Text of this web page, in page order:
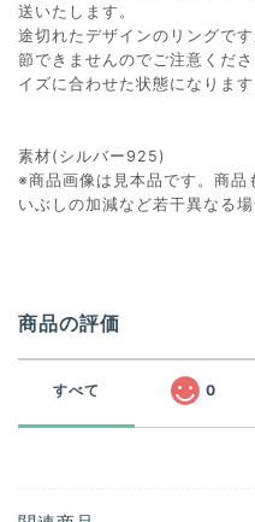
送いたします。
途切れたデザインのリングで
節できませんのでご注意くだ
イズに合わせた状態になりま
素材(シルバー925)
※商品画像は見本品です。商品
いぶしの加減など若干異なる場
商品の評価
すべて 0